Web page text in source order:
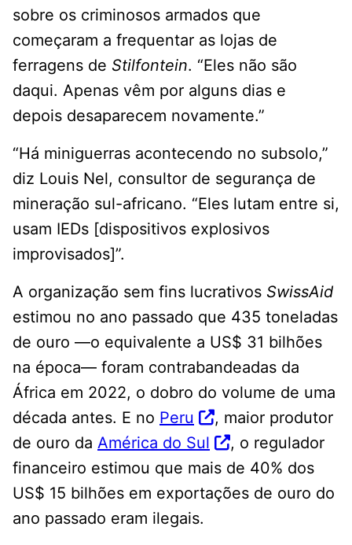
sobre os criminosos armados que
começaram a frequentar as lojas de
ferragens de Stilfontein. “Eles não são
daqui. Apenas vêm por alguns dias e
depois desaparecem novamente.”
“Há miniguerras acontecendo no subsolo,”
diz Louis Nel, consultor de segurança de
mineração sul-africano. “Eles lutam entre si,
usam IEDs [dispositivos explosivos
improvisados]”.
A organização sem fins lucrativos SwissAid
estimou no ano passado que 435 toneladas
de ouro —o equivalente a US$ 31 bilhões
na época— foram contrabandeadas da
África em 2022, o dobro do volume de uma
década antes. E no Peru
, maior produtor
de ouro da América do Sul
, o regulador
financeiro estimou que mais de 40% dos
US$ 15 bilhões em exportações de ouro do
ano passado eram ilegais.